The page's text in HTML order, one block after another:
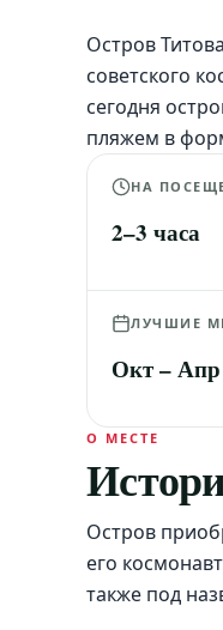
Остров
советского
сегодня
пляжем в
НА
2–3 часа
ЛУЧШИЕ
Окт – Апр
О МЕСТЕ
Остров
его
также под